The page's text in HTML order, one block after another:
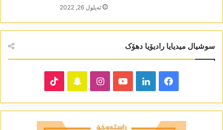
ئه‌یلول 26, 2022
سوشیال میدیایا رادیۆیا دھۆک
Facebook
LinkedIn
YouTube
Instagram
Snapchat